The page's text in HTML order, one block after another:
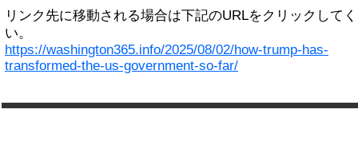
リンク先に移動される場合は下記のURLをクリックして
い。
https://washington365.info/2025/08/02/how-trump-has-
transformed-the-us-government-so-far/